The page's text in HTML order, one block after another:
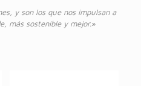
y son los que nos impulsan a
más sostenible y mejor.»